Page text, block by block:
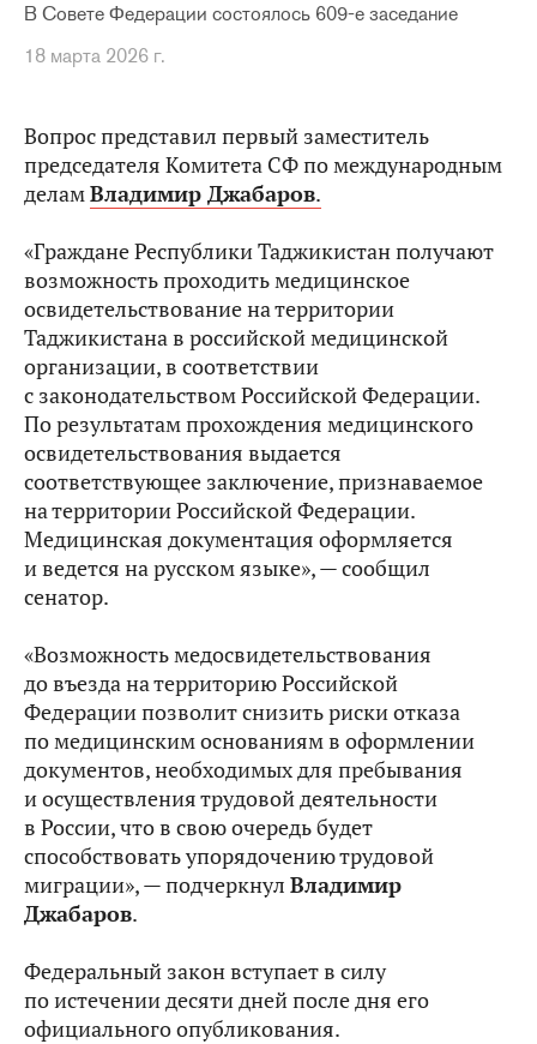
В Совете Федерации состоялось 609-е заседание
18 марта 2026 г.
Вопрос представил первый заместитель
председателя Комитета СФ по международным
деламВладимир Джабаров.
«Граждане Республики Таджикистан получают
возможность проходить медицинское
освидетельствование на территории
Таджикистана в российской медицинской
организации, в соответствии
с законодательством Российской Федерации.
По результатам прохождения медицинского
освидетельствования выдается
соответствующее заключение, признаваемое
на территории Российской Федерации.
Медицинская документация оформляется
и ведется на русском языке», — сообщил
сенатор.
«Возможность медосвидетельствования
до въезда на территорию Российской
Федерации позволит снизить риски отказа
по медицинским основаниям в оформлении
документов, необходимых для пребывания
и осуществления трудовой деятельности
в России, что в свою очередь будет
способствовать упорядочению трудовой
миграции», — подчеркнул Владимир
Джабаров.
Федеральный закон вступает в силу
по истечении десяти дней после дня его
официального опубликования.